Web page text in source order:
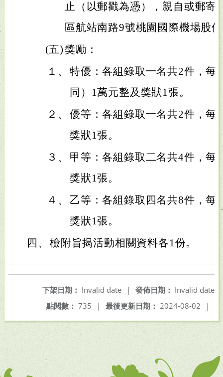
止（以郵戳為憑），親自或郵寄
區航站南路9號桃園國際機場股
(五) 獎勵：
１、 特優：各組錄取一名共2件，每
同）1萬元整及獎狀1張。
２、 優等：各組錄取一名共2件，每
獎狀1張。
３、
甲等：各組錄取二名共4件，每
獎狀1張。
４、
乙等：各組錄取四名共8件，每
獎狀1張。
四、 檢附旨揭活動相關資料各1份。
發佈日期： Invalid date
下架日期： Invalid date
|
最後更新日期： 2024-08-02 |
點閱數： 735 |